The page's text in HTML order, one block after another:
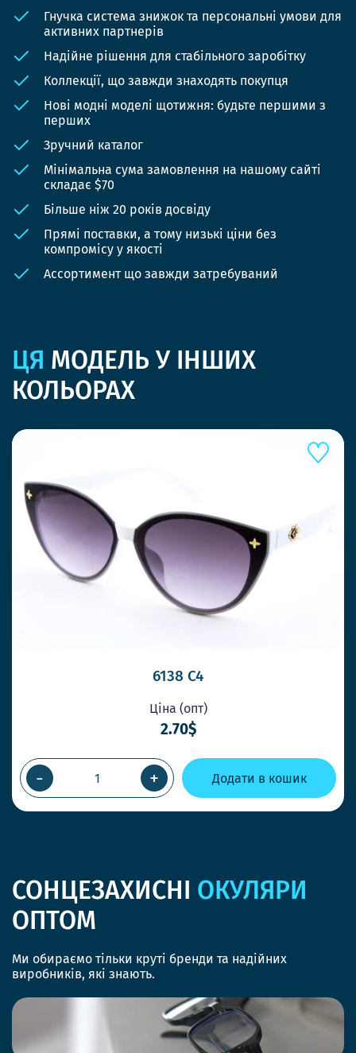
Гнучка система знижок та персональні умови для
активних партнерів
Надійне рішення для стабільного заробітку
Коллекції, що завжди знаходять покупця
Нові модні моделі щотижня: будьте першими з
перших
Зручний каталог
Мінімальна сума замовлення на нашому сайті
складає $70
Більше ніж 20 років досвіду
Прямі поставки, а тому низькі ціни без
компромісу у якості
Ассортимент що завжди затребуваний
ЦЯ МОДЕЛЬ У ІНШИХ
КОЛЬОРАХ
6138 C4
Ціна (опт)
2.70$
- + Додати в кошик
СОНЦЕЗАХИСНІ ОКУЛЯРИ
ОПТОМ
Ми обираємо тільки круті бренди та надійних
виробників, які знають.